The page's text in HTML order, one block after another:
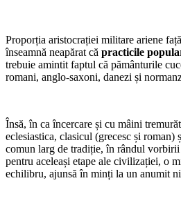
Proporția aristocrației militare ariene
înseamnă neapărat că practicile
trebuie amintit faptul că pământurile
romani, anglo-saxoni, danezi și
Însă, în ca încercare și cu mâini
eclesiastica, clasicul (grecesc și
comun larg de tradiție, în rândul vorbirii
pentru aceleași etape ale civilizației, o
echilibru, ajunsă în minți la un anumit